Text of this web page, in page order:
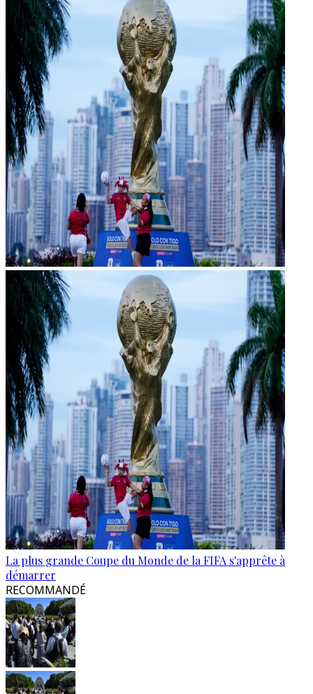
La plus grande Coupe du Monde de la FIFA s'apprête à
démarrer
RECOMMANDÉ